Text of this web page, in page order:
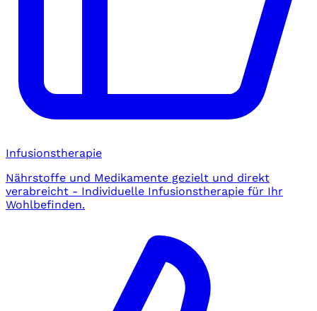
Infusionstherapie
Nährstoffe und Medikamente gezielt und direkt
verabreicht - Individuelle Infusionstherapie für Ihr
Wohlbefinden.